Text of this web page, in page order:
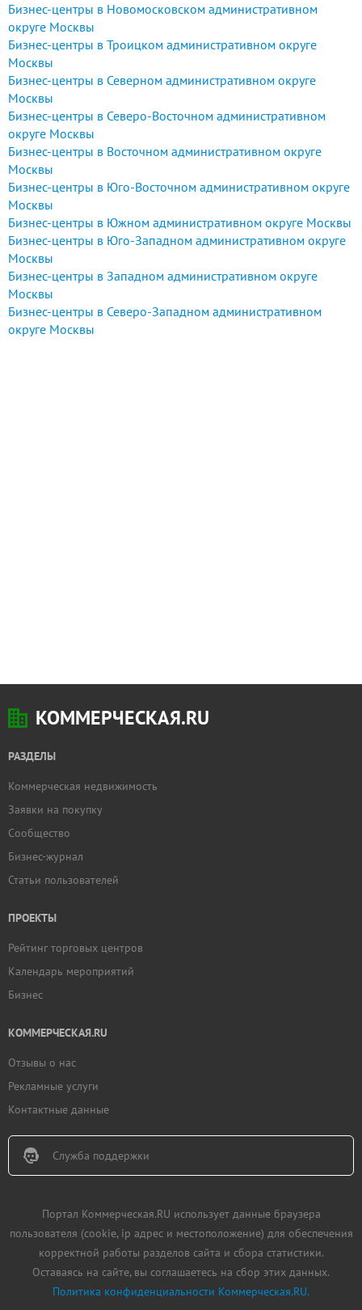
Добавить
Бизнес-центры в Новомосковском административном
округе Москвы
Бизнес-центры в Троицком административном округе
Москвы
Бизнес-центры в Северном административном округе
Москвы
Бизнес-центры в Северо-Восточном административном
округе Москвы
Бизнес-центры в Восточном административном округе
Москвы
Бизнес-центры в Юго-Восточном административном округе
Москвы
Бизнес-центры в Южном административном округе Москвы
Бизнес-центры в Юго-Западном административном округе
Москвы
Бизнес-центры в Западном административном округе
Москвы
Бизнес-центры в Северо-Западном административном
округе Москвы
КОММЕРЧЕСКАЯ.RU
РАЗДЕЛЫ
Коммерческая недвижимость
Заявки на покупку
Сообщество
Бизнес-журнал
Статьи пользователей
ПРОЕКТЫ
Рейтинг торговых центров
Календарь мероприятий
Бизнес
КОММЕРЧЕСКАЯ.RU
Отзывы о нас
Рекламные услуги
Контактные данные
Служба поддержки
Портал Коммерческая.RU использует данные браузера
пользователя (cookie, ip адрес и местоположение) для обеспечения
корректной работы разделов сайта и сбора статистики.
Оставаясь на сайте, вы соглашаетесь на сбор этих данных.
Политика конфиденциальности Коммерческая.RU.